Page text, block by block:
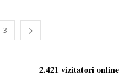
3
2.421 vizitatori online